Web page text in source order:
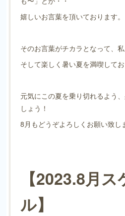
嬉しいお言葉を頂いております。
そのお言葉がチカラとなって、
そして楽しく暑い夏を満喫してお
元気にこの夏を乗り切れるよう
しょう！
8月もどうぞよろしくお願い致し
【2023.8月
ル】